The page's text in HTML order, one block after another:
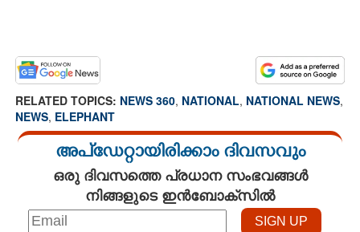
RELATED TOPICS: NEWS 360, NATIONAL, NATIONAL NEWS,
NEWS, ELEPHANT
അപ്ഡേറ്റായിരിക്കാം ദിവസവും
ഒരു ദിവസത്തെ പ്രധാന സംഭവങ്ങൾ
നിങ്ങളുടെ ഇൻബോക്സിൽ